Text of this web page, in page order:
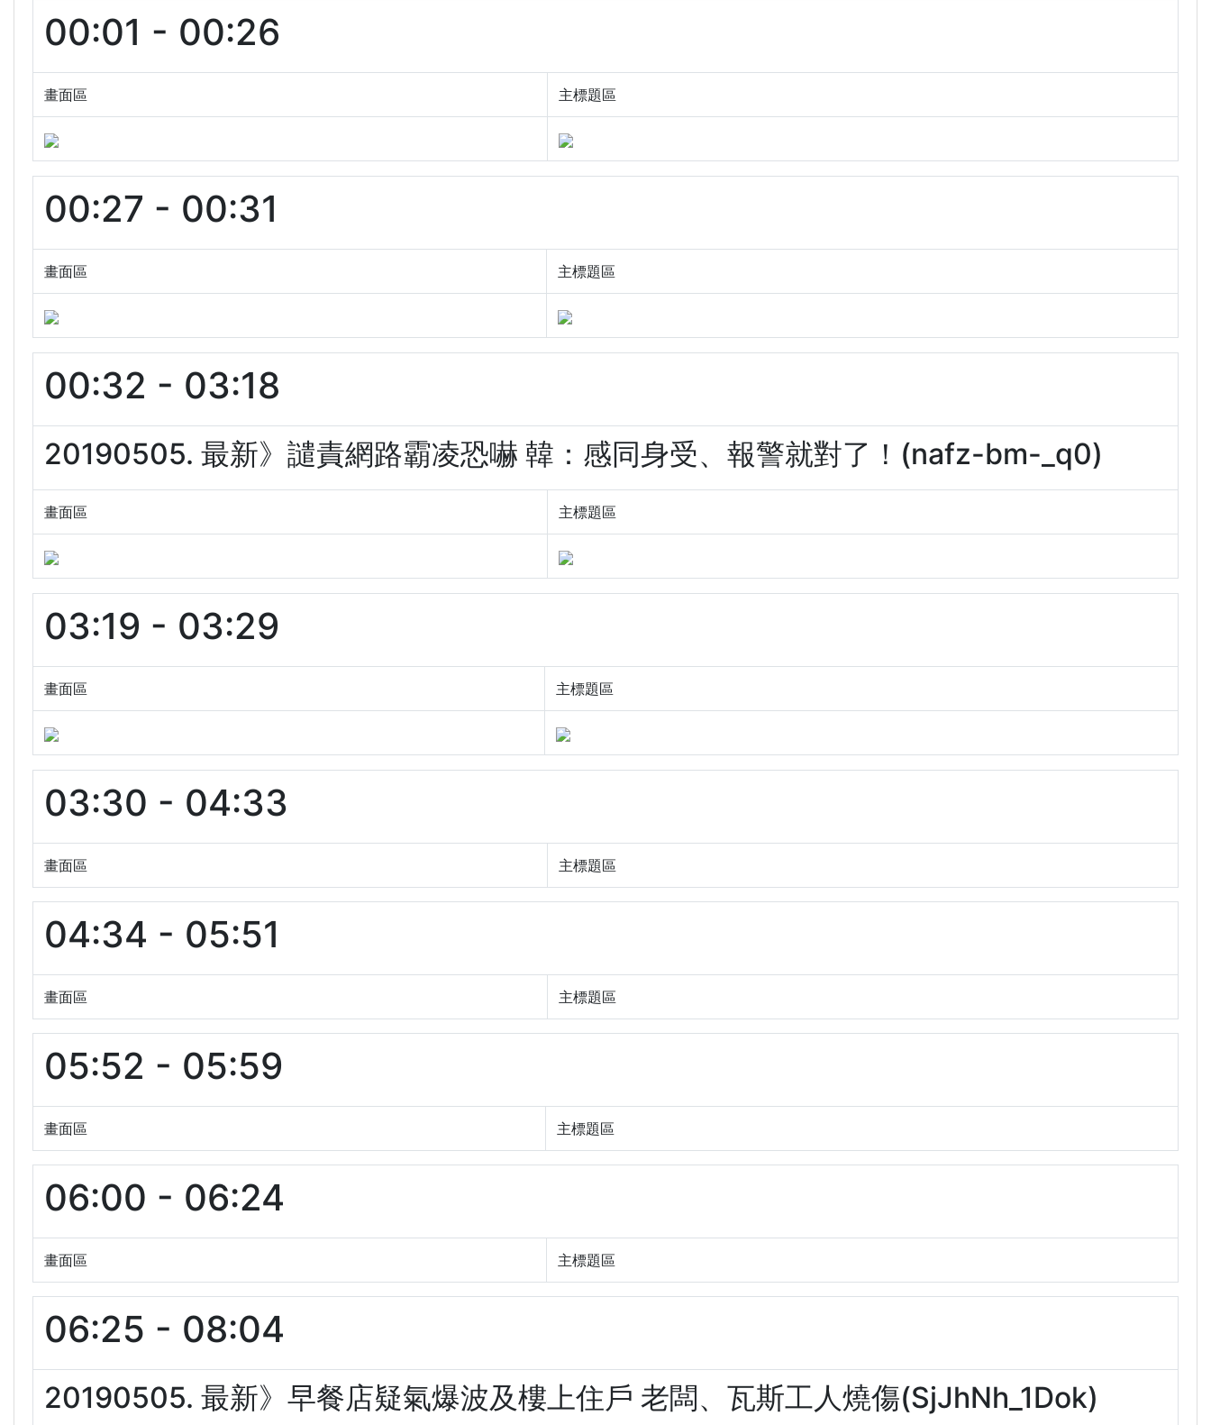
00:01 - 00:26
畫面區 主標題區
00:27 - 00:31
畫面區 主標題區
00:32 - 03:18
20190505. 最新》譴責網路霸凌恐嚇 韓：感同身受、報警就對了！(nafz-bm-_q0)
畫面區 主標題區
03:19 - 03:29
畫面區 主標題區
03:30 - 04:33
畫面區 主標題區
04:34 - 05:51
畫面區 主標題區
05:52 - 05:59
畫面區 主標題區
06:00 - 06:24
畫面區 主標題區
06:25 - 08:04
20190505. 最新》早餐店疑氣爆波及樓上住戶 老闆、瓦斯工人燒傷(SjJhNh_1Dok)